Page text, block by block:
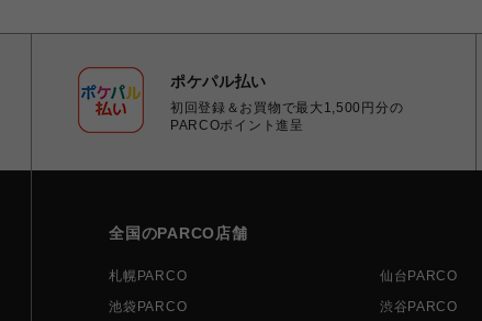
ポケパル払い
初回登録＆お買物で最大1,500円分の
PARCOポイント進呈
全国のPARCO店舗
札幌PARCO 仙台PARCO
池袋PARCO
渋谷PARCO